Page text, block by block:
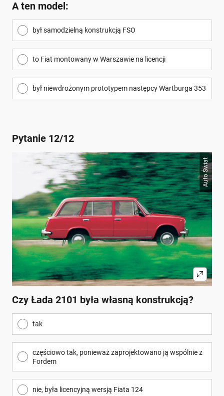
A ten model:
był samodzielną konstrukcją FSO
to Fiat montowany w Warszawie na licencji
był niewdrożonym prototypem następcy Wartburga 353
Pytanie 12/12
Auto Świat
Czy Łada 2101 była własną konstrukcją?
tak
częściowo tak, ponieważ zaprojektowano ją wspólnie z
Fordem
nie, była licencyjną wersją Fiata 124